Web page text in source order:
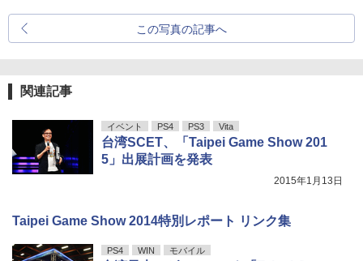
この写真の記事へ
関連記事
イベント PS4 PS3 Vita
台湾SCET、「Taipei Game Show 201
5」出展計画を発表
2015年1月13日
Taipei Game Show 2014特別レポート リンク集
PS4 WIN モバイル